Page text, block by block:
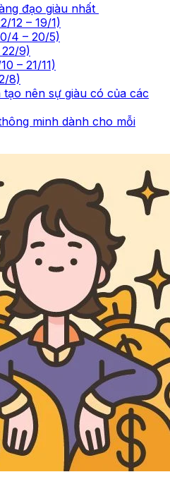
đạo giàu nhất
12 – 19/1)
4 – 20/5)
9)
– 21/11)
8)
nên sự giàu có của các
minh dành cho mỗi